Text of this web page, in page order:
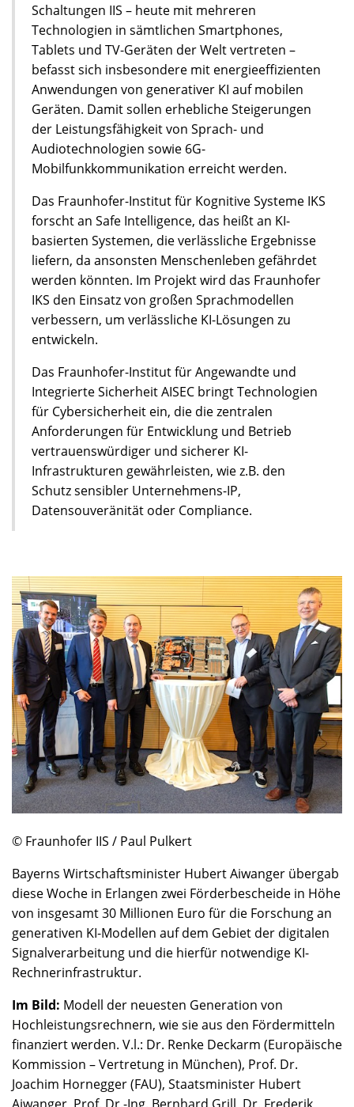
Schaltungen IIS – heute mit mehreren
Technologien in sämtlichen Smartphones,
Tablets und TV-Geräten der Welt vertreten –
befasst sich insbesondere mit energieeffizienten
Anwendungen von generativer KI auf mobilen
Geräten. Damit sollen erhebliche Steigerungen
der Leistungsfähigkeit von Sprach- und
Audiotechnologien sowie 6G-
Mobilfunkkommunikation erreicht werden.
Das Fraunhofer-Institut für Kognitive Systeme IKS
forscht an Safe Intelligence, das heißt an KI-
basierten Systemen, die verlässliche Ergebnisse
liefern, da ansonsten Menschenleben gefährdet
werden könnten. Im Projekt wird das Fraunhofer
IKS den Einsatz von großen Sprachmodellen
verbessern, um verlässliche KI-Lösungen zu
entwickeln.
Das Fraunhofer-Institut für Angewandte und
Integrierte Sicherheit AISEC bringt Technologien
für Cybersicherheit ein, die die zentralen
Anforderungen für Entwicklung und Betrieb
vertrauenswürdiger und sicherer KI-
Infrastrukturen gewährleisten, wie z.B. den
Schutz sensibler Unternehmens-IP,
Datensouveränität oder Compliance.
© Fraunhofer IIS / Paul Pulkert
Bayerns Wirtschaftsminister Hubert Aiwanger übergab
diese Woche in Erlangen zwei Förderbescheide in Höhe
von insgesamt 30 Millionen Euro für die Forschung an
generativen KI-Modellen auf dem Gebiet der digitalen
Signalverarbeitung und die hierfür notwendige KI-
Rechnerinfrastruktur.
Im Bild: Modell der neuesten Generation von
Hochleistungsrechnern, wie sie aus den Fördermitteln
finanziert werden. V.l.: Dr. Renke Deckarm (Europäische
Kommission – Vertretung in München), Prof. Dr.
Joachim Hornegger (FAU), Staatsminister Hubert